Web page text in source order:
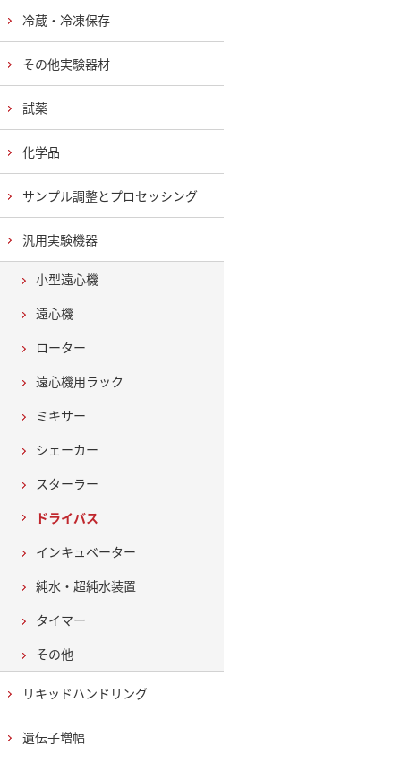
冷蔵・冷凍保存
その他実験器材
試薬
化学品
サンプル調整とプロセッシング
汎用実験機器
小型遠心機
遠心機
ローター
遠心機用ラック
ミキサー
シェーカー
スターラー
ドライバス
インキュベーター
純水・超純水装置
タイマー
その他
リキッドハンドリング
遺伝子増幅